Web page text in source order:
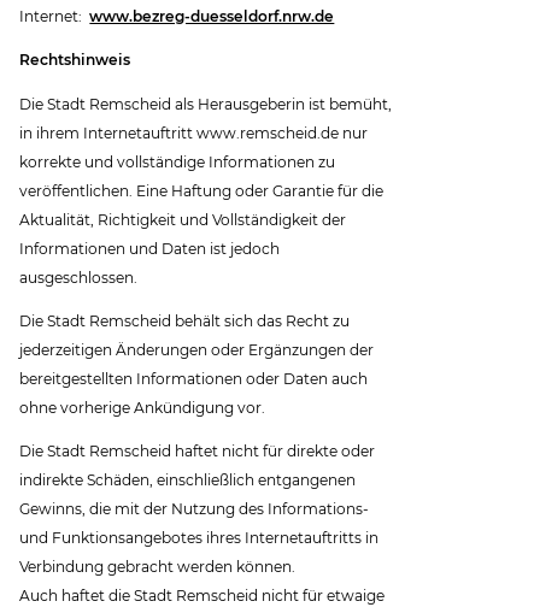
Internet: www.bezreg-duesseldorf.nrw.de
Rechtshinweis
Die Stadt Remscheid als Herausgeberin ist bemüht,
in ihrem Internetauftritt www.remscheid.de nur
korrekte und vollständige Informationen zu
veröffentlichen. Eine Haftung oder Garantie für die
Aktualität, Richtigkeit und Vollständigkeit der
Informationen und Daten ist jedoch
ausgeschlossen.
Die Stadt Remscheid behält sich das Recht zu
jederzeitigen Änderungen oder Ergänzungen der
bereitgestellten Informationen oder Daten auch
ohne vorherige Ankündigung vor.
Die Stadt Remscheid haftet nicht für direkte oder
indirekte Schäden, einschließlich entgangenen
Gewinns, die mit der Nutzung des Informations-
und Funktionsangebotes ihres Internetauftritts in
Verbindung gebracht werden können.
Auch haftet die Stadt Remscheid nicht für etwaige